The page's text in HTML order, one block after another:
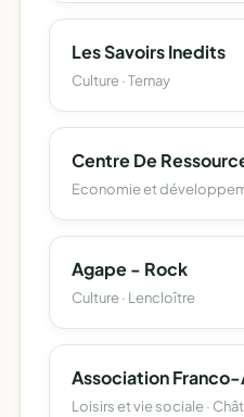
Les Savoirs Inedits
Culture · Ternay
Economie et
Agape - Rock
Culture · Lencloître
Loisirs et vie sociale ·